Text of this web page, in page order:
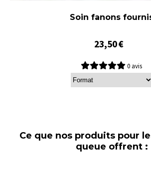
Soin fanons
23,50€
0 avis
Ce que nos produits pour
queue offrent :